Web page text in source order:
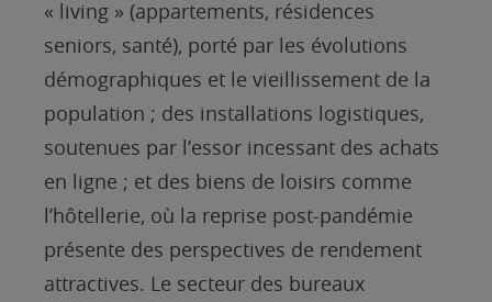
« living » (appartements, résidences
seniors, santé), porté par les évolutions
démographiques et le vieillissement de la
population ; des installations logistiques,
soutenues par l’essor incessant des achats
en ligne ; et des biens de loisirs comme
l’hôtellerie, où la reprise post-pandémie
présente des perspectives de rendement
attractives. Le secteur des bureaux